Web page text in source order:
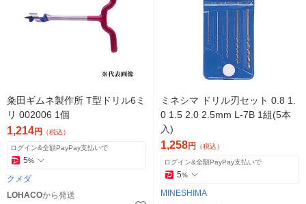
粂田ギムネ製作所 T型ドリル6ミ
リ 002006 1個
1,214円 （税込）
ログイン&全額PayPay支払いで
5%
クメダ
LOHACOから発送
ミネシマ ドリル刃セット 0.8 1.
0 1.5 2.0 2.5mm L-7B 1組(5本
入)
1,258円 （税込）
ログイン&全額PayPay支払いで
5%
MINESHIMA